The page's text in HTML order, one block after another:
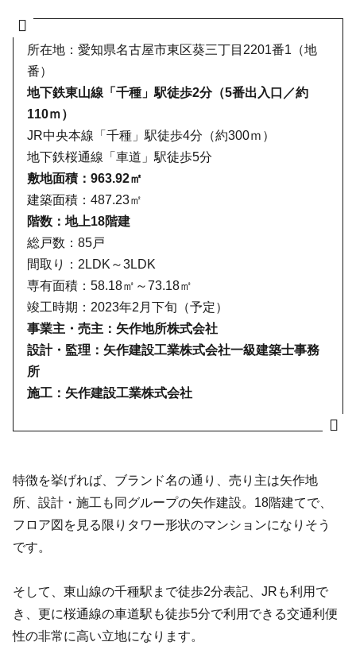
所在地：愛知県名古屋市東区葵三丁目2201番1（地
番）
地下鉄東山線「千種」駅徒歩2分（5番出入口／約
110ｍ）
JR中央本線「千種」駅徒歩4分（約300ｍ）
地下鉄桜通線「車道」駅徒歩5分
敷地面積：963.92㎡
建築面積：487.23㎡
階数：地上18階建
総戸数：85戸
間取り：2LDK～3LDK
専有面積：58.18㎡～73.18㎡
竣工時期：2023年2月下旬（予定）
事業主・売主：矢作地所株式会社
設計・監理：矢作建設工業株式会社一級建築士事務
所
施工：矢作建設工業株式会社
特徴を挙げれば、ブランド名の通り、売り主は矢作地
所、設計・施工も同グループの矢作建設。18階建てで、
フロア図を見る限りタワー形状のマンションになりそう
です。
そして、東山線の千種駅まで徒歩2分表記、JRも利用で
き、更に桜通線の車道駅も徒歩5分で利用できる交通利便
性の非常に高い立地になります。